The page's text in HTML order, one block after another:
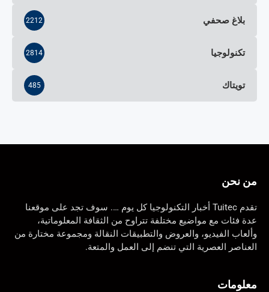
بلاغ صحفي 2212
تكنولوجيا 2814
تويتاك 485
من نحن
تقدم Tuitec أخبار التكنولوجيا كل يوم …. سوف تجد على موقعنا
عدة فئات مع مواضيع مختلفة تتراوح من الثقافة المعلوماتية،
وألعاب الفيديو، والعروض والتطبيقات النقالة ومجموعة مختارة من
العناصر العصرية التي تنضم إلى العمل والمتعة.
معلومات